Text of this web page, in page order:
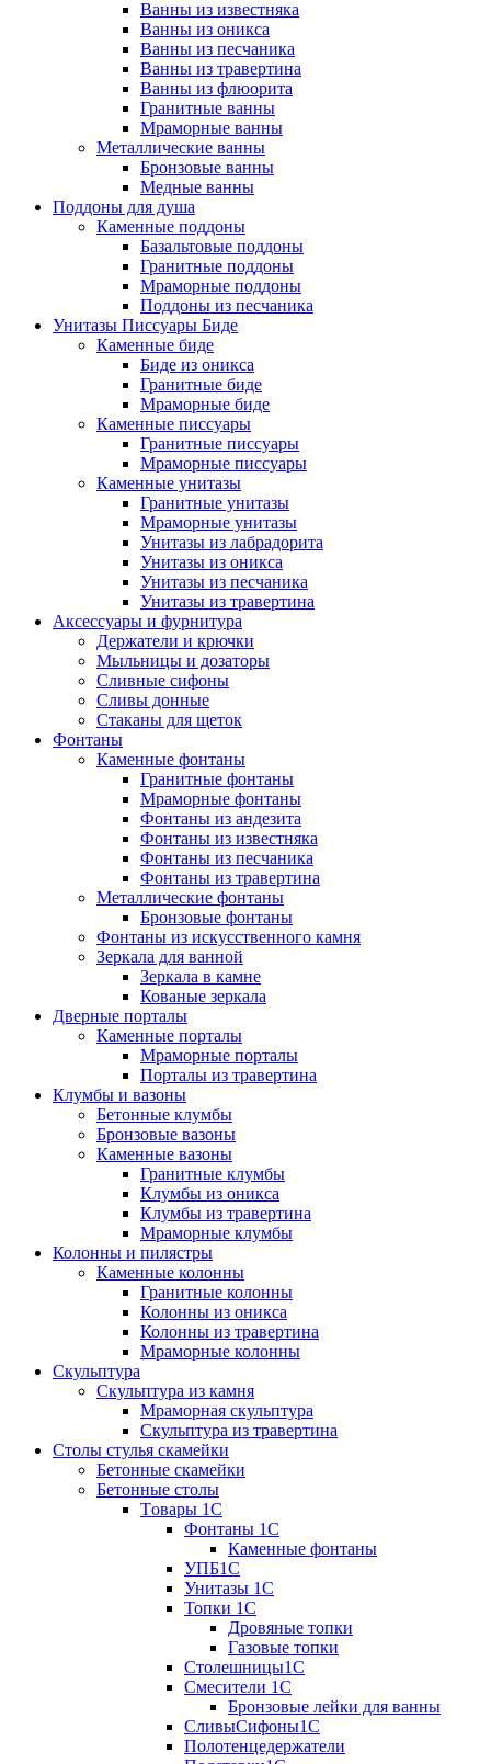
Ванны из известняка
Ванны из оникса
Ванны из песчаника
Ванны из травертина
Ванны из флюорита
Гранитные ванны
Мраморные ванны
Металлические ванны
Бронзовые ванны
Медные ванны
Поддоны для душа
Каменные поддоны
Базальтовые поддоны
Гранитные поддоны
Мраморные поддоны
Поддоны из песчаника
Унитазы Писсуары Биде
Каменные биде
Биде из оникса
Гранитные биде
Мраморные биде
Каменные писсуары
Гранитные писсуары
Мраморные писсуары
Каменные унитазы
Гранитные унитазы
Мраморные унитазы
Унитазы из лабрадорита
Унитазы из оникса
Унитазы из песчаника
Унитазы из травертина
Аксессуары и фурнитура
Держатели и крючки
Мыльницы и дозаторы
Сливные сифоны
Сливы донные
Стаканы для щеток
Фонтаны
Каменные фонтаны
Гранитные фонтаны
Мраморные фонтаны
Фонтаны из андезита
Фонтаны из известняка
Фонтаны из песчаника
Фонтаны из травертина
Металлические фонтаны
Бронзовые фонтаны
Фонтаны из искусственного камня
Зеркала для ванной
Зеркала в камне
Кованые зеркала
Дверные порталы
Каменные порталы
Мраморные порталы
Порталы из травертина
Клумбы и вазоны
Бетонные клумбы
Бронзовые вазоны
Каменные вазоны
Гранитные клумбы
Клумбы из оникса
Клумбы из травертина
Мраморные клумбы
Колонны и пилястры
Каменные колонны
Гранитные колонны
Колонны из оникса
Колонны из травертина
Мраморные колонны
Скульптура
Скульптура из камня
Мраморная скульптура
Скульптура из травертина
Столы стулья скамейки
Бетонные скамейки
Бетонные столы
Tовары 1C
Фонтаны 1C
Каменные фонтаны
УПБ1С
Унитазы 1С
Топки 1С
Дровяные топки
Газовые топки
Столешницы1С
Смесители 1С
Бронзовые лейки для ванны
СливыСифоны1С
Полотенцедержатели